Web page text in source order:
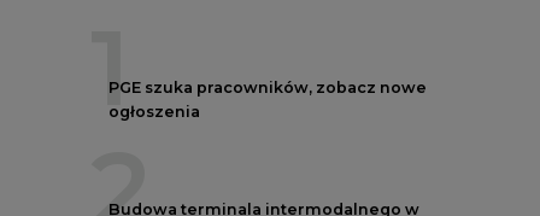
1
PGE szuka pracowników, zobacz nowe
ogłoszenia
2
Budowa terminala intermodalnego w